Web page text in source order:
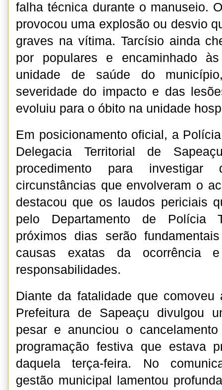
falha técnica durante o manuseio.
provocou uma explosão ou desvio
graves na vítima. Tarcísio ainda
por populares e encaminhado
unidade de saúde do
severidade do impacto e das
evoluiu para o óbito na unidade
Em posicionamento oficial, a
Delegacia Territorial de
procedimento para investigar
circunstâncias que envolveram o
destacou que os laudos periciais
pelo Departamento de Polícia
próximos dias serão
causas exatas da ocorrência
responsabilidades.
Diante da fatalidade que
Prefeitura de Sapeaçu divulgou
pesar e anunciou o
programação festiva que estava
daquela terça-feira. No
gestão municipal lamentou